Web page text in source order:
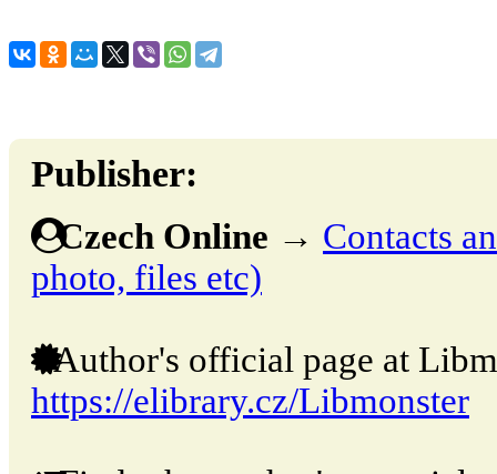
Publisher:
Czech Online → Contacts
photo, files etc)
Author's official page at
https://elibrary.cz/Libmonster